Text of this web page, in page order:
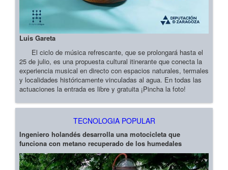
Luis Gareta
El ciclo de música refrescante, que se prolongará hasta el
25 de julio, es una propuesta cultural itinerante que conecta la
experiencia musical en directo con espacios naturales, termales
y localidades históricamente vinculadas al agua. En todas las
actuaciones la entrada es libre y gratuita ¡Pincha la foto!
TECNOLOGIA POPULAR
Ingeniero holandés desarrolla una motocicleta que
funciona con metano recuperado de los humedales